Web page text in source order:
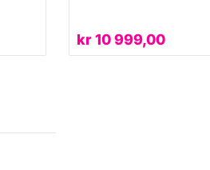
kr10 999,00